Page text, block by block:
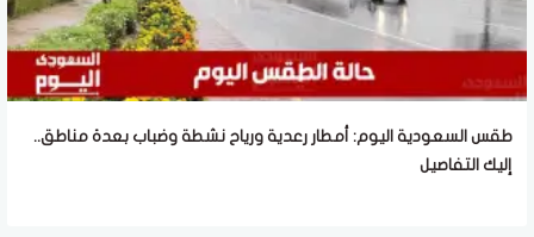
طقس السعودية اليوم: أمطار رعدية ورياح نشطة وضباب بعدة مناطق..
إليك التفاصيل